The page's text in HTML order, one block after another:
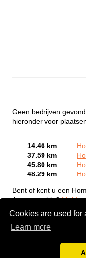
Cookies are used for
Learn more
Geen bedrijven
hieronder voor
14.46 km
37.59 km
45.80 km
48.29 km
Bent of kent u een
Annaparochie?Meld